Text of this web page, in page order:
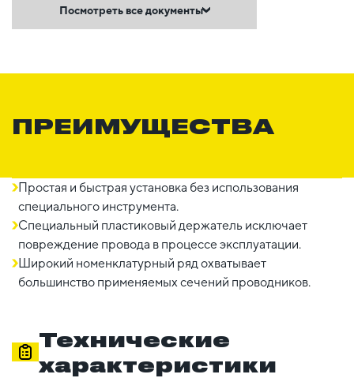
Посмотреть все документы
ПРЕИМУЩЕСТВА
Простая и быстрая установка без использования
специального инструмента.
Специальный пластиковый держатель исключает
повреждение провода в процессе эксплуатации.
Широкий номенклатурный ряд охватывает
большинство применяемых сечений проводников.
Технические
характеристики